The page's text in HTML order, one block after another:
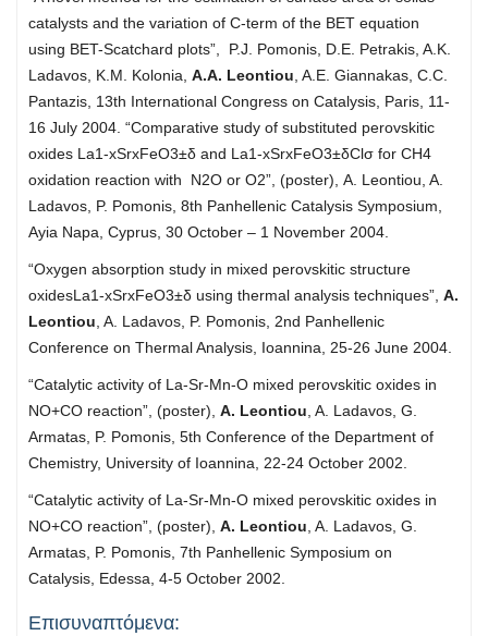
catalysts and the variation of C-term of the BET equation
using BET-Scatchard plots”, P.J. Pomonis, D.E. Petrakis, A.K.
Ladavos, K.M. Kolonia, A.A. Leontiou, A.E. Giannakas, C.C.
Pantazis, 13th International Congress on Catalysis, Paris, 11-
16 July 2004. “Comparative study of substituted perovskitic
oxides La1-xSrxFeO3±δ and La1-xSrxFeO3±δClσ for CH4
oxidation reaction with N2O or O2”, (poster), Α. Leontiou, A.
Ladavos, P. Pomonis, 8th Panhellenic Catalysis Symposium,
Ayia Napa, Cyprus, 30 October – 1 November 2004.
“Oxygen absorption study in mixed perovskitic structure
oxidesLa1-xSrxFeO3±δ using thermal analysis techniques”, Α.
Leontiou, A. Ladavos, P. Pomonis, 2nd Panhellenic
Conference on Thermal Analysis, Ioannina, 25-26 June 2004.
“Catalytic activity of La-Sr-Mn-O mixed perovskitic oxides in
NO+CO reaction”, (poster), Α. Leontiou, A. Ladavos, G.
Armatas, P. Pomonis, 5th Conference of the Department of
Chemistry, University of Ioannina, 22-24 October 2002.
“Catalytic activity of La-Sr-Mn-O mixed perovskitic oxides in
NO+CO reaction”, (poster), Α. Leontiou, A. Ladavos, G.
Armatas, P. Pomonis, 7th Panhellenic Symposium on
Catalysis, Edessa, 4-5 October 2002.
Επισυναπτόμενα: